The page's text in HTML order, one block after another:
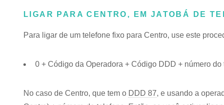
LIGAR PARA CENTRO, EM JATOBÁ DE
Para ligar de um telefone fixo para Centro, use este
0 + Código da Operadora + Código DDD + número
No caso de Centro, que tem o DDD 87, e usando a